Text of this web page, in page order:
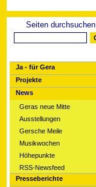
Seiten durchsuchen
Ja - für Gera
Projekte
News
Geras neue Mitte
Ausstellungen
Gersche Meile
Musikwochen
Höhepunkte
RSS-Newsfeed
Presseberichte